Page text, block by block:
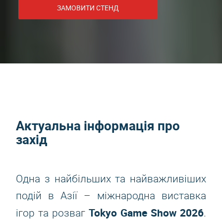
ЗАМОВИТИ СТЕНД
Актуальна інформація про
захід
Одна з найбільших та найважливіших
подій в Азії – міжнародна виставка
ігор та розваг Tokyo Game Show 2026.